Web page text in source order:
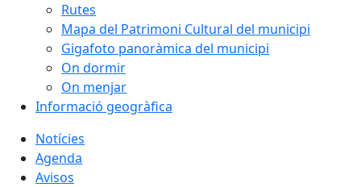
Rutes
Mapa del Patrimoni Cultural del municipi
Gigafoto panoràmica del municipi
On dormir
On menjar
Informació geogràfica
Notícies
Agenda
Avisos